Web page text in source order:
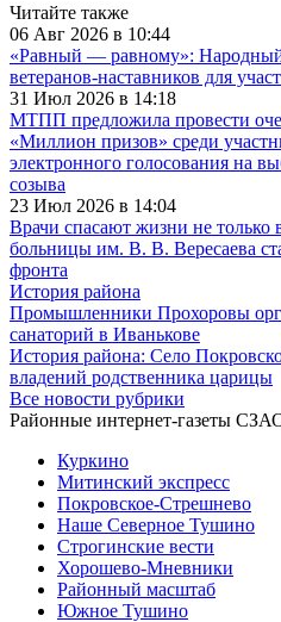
Читайте также
06 Авг 2026 в 10:44
«Равный — равному»:
ветеранов-наставников для
31 Июл 2026 в 14:18
МТПП предложила провести
«Миллион призов» среди
электронного голосования на
созыва
23 Июл 2026 в 14:04
Врачи спасают жизни не только
больницы им. В. В. Вересаева
фронта
История района
Промышленники Прохоровы
санаторий в Иванькове
История района: Село
владений родственника царицы
Все новости рубрики
Районные интернет-газеты
Куркино
Митинский экспресс
Покровское-Стрешнево
Наше Северное Тушино
Строгинские вести
Хорошево-Мневники
Районный масштаб
Южное Тушино